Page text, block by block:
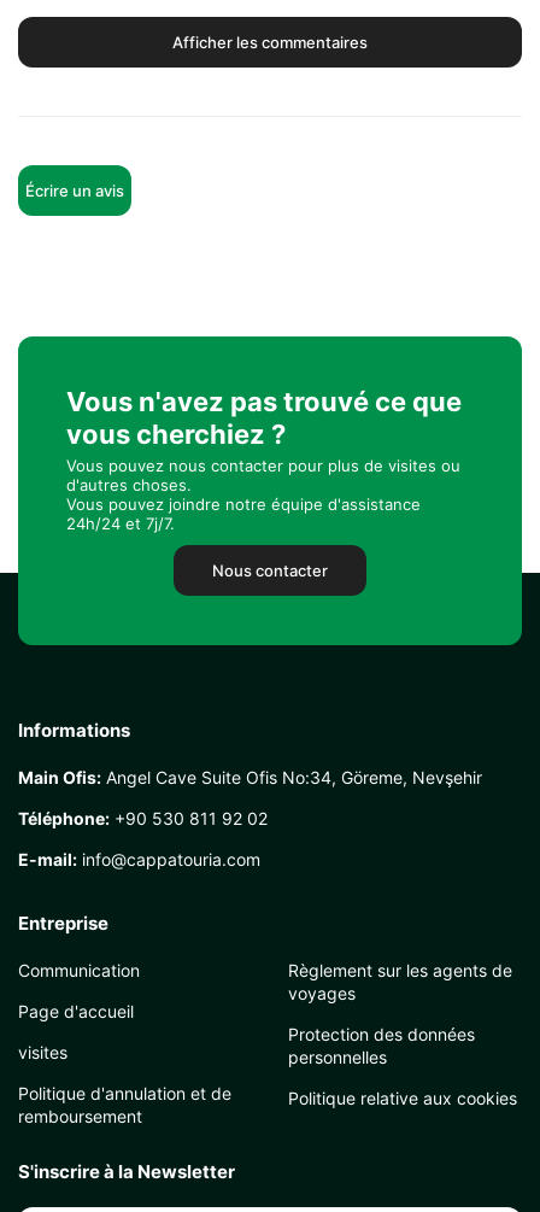
Afficher les commentaires
Écrire un avis
Vous n'avez pas trouvé ce que
vous cherchiez ?
Vous pouvez nous contacter pour plus de visites ou
d'autres choses.
Vous pouvez joindre notre équipe d'assistance
24h/24 et 7j/7.
Nous contacter
Informations
Main Ofis: Angel Cave Suite Ofis No:34, Göreme, Nevşehir
Téléphone: +90 530 811 92 02
E-mail: info@cappatouria.com
Entreprise
Communication
Page d'accueil
visites
Politique d'annulation et de
remboursement
Règlement sur les agents de
voyages
Protection des données
personnelles
Politique relative aux cookies
S'inscrire à la Newsletter